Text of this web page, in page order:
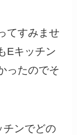
てすみませ
Eキッチン
ったのでそ
チンでどの